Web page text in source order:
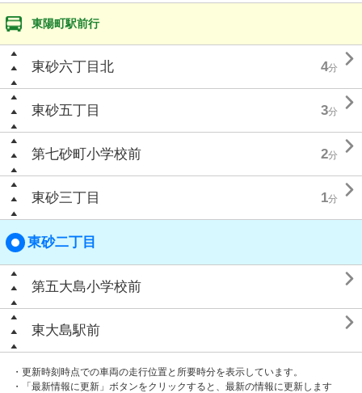
東陽町駅前行
東砂六丁目北 4分 
東砂五丁目 3分 
第七砂町小学校前 2分 
東砂三丁目 1分 
東砂二丁目
第五大島小学校前 
東大島駅前 
・更新時刻時点での車両の走行位置と所要時分を表示しています。
・「最新情報に更新」ボタンをクリックすると、最新の情報に更新します